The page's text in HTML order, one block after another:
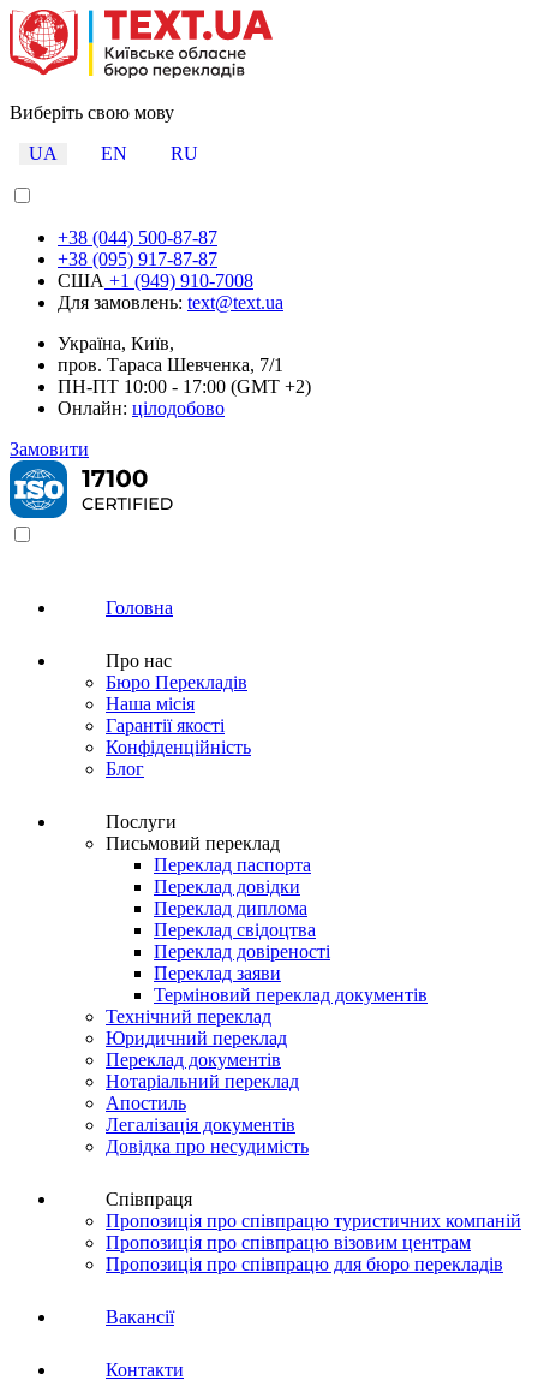
Виберіть свою мову
UA
EN RU
+38 (044) 500-87-87
+38 (095) 917-87-87
США +1 (949) 910-7008
Для замовлень: text@text.ua
Україна, Київ,
пров. Тараса Шевченка, 7/1
ПН-ПТ 10:00 - 17:00 (GMT +2)
Онлайн: цілодобово
Замовити
Головна
Про нас
Бюро Перекладів
Наша місія
Гарантії якості
Конфіденційність
Блог
Послуги
Письмовий переклад
Переклад паспорта
Переклад довідки
Переклад диплома
Переклад свідоцтва
Переклад довіреності
Переклад заяви
Терміновий переклад документів
Технічний переклад
Юридичний переклад
Переклад документів
Нотаріальний переклад
Апостиль
Легалізація документів
Довідка про несудимість
Співпраця
Пропозиція про співпрацю туристичних компаній
Пропозиція про співпрацю візовим центрам
Пропозиція про співпрацю для бюро перекладів
Вакансії
Контакти